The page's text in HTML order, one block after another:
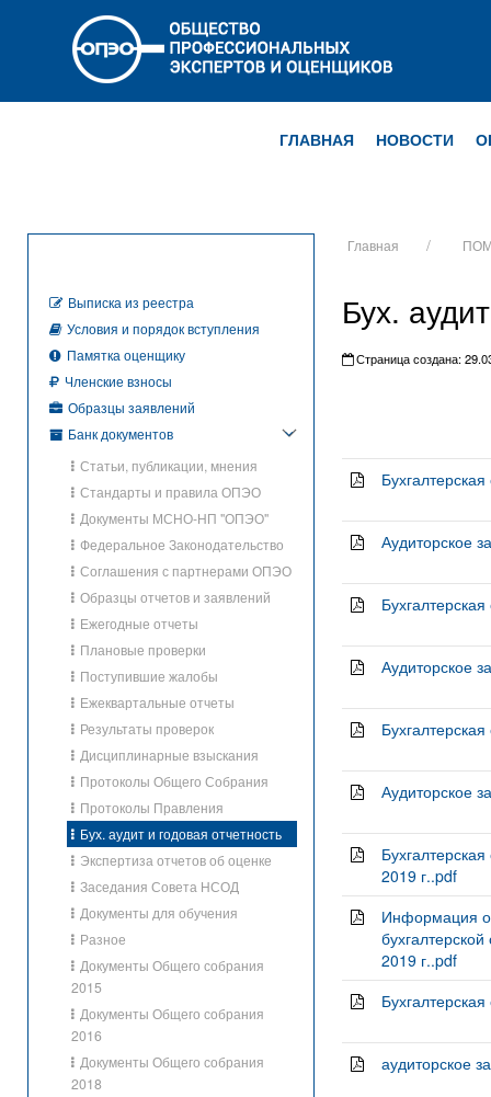
ГЛАВНАЯ НОВОСТИ
Главная
Бух.
Страница создана:
Аудиторское
Аудиторское
Аудиторское
2019 г..pdf
Информация о
2019 г..pdf
аудиторское
Выписка из реестра
Условия и порядок вступления
Памятка оценщику
Членские взносы
Образцы заявлений
Банк документов
Статьи, публикации, мнения
Стандарты и правила ОПЭО
Документы МСНО-НП "ОПЭО"
Федеральное Законодательство
Соглашения с партнерами ОПЭО
Образцы отчетов и заявлений
Ежегодные отчеты
Плановые проверки
Поступившие жалобы
Ежеквартальные отчеты
Результаты проверок
Дисциплинарные взыскания
Протоколы Общего Собрания
Протоколы Правления
Бух. аудит и годовая отчетность
Экспертиза отчетов об оценке
Заседания Совета НСОД
Документы для обучения
Разное
Документы Общего собрания
2015
Документы Общего собрания
2016
Документы Общего собрания
2018